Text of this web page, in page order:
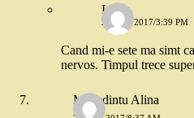
LIA
26 MAI 2017/3:39 PM
Cand mi-e sete ma simt
nervos. Timpul trece
Mehedintu Alina